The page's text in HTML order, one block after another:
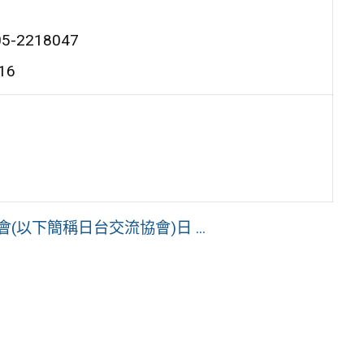
2218047
(以下簡稱日台交流協會)日 ...